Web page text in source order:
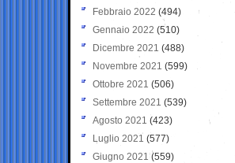
Febbraio 2022 (494)
Gennaio 2022 (510)
Dicembre 2021 (488)
Novembre 2021 (599)
Ottobre 2021 (506)
Settembre 2021 (539)
Agosto 2021 (423)
Luglio 2021 (577)
Giugno 2021(559)